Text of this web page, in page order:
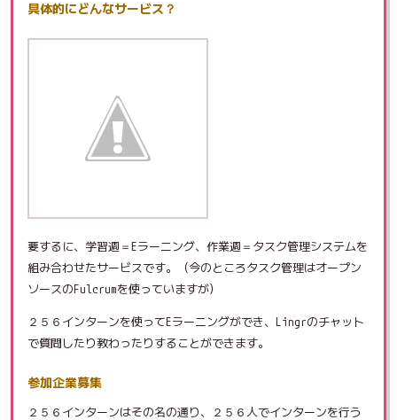
具体的にどんなサービス？
要するに、学習週＝Eラーニング、作業週＝タスク管理システムを
組み合わせたサービスです。（今のところタスク管理はオープン
ソースのFulcrumを使っていますが）
２５６インターンを使ってEラーニングができ、Lingrのチャット
で質問したり教わったりすることができます。
参加企業募集
２５６インターンはその名の通り、２５６人でインターンを行う